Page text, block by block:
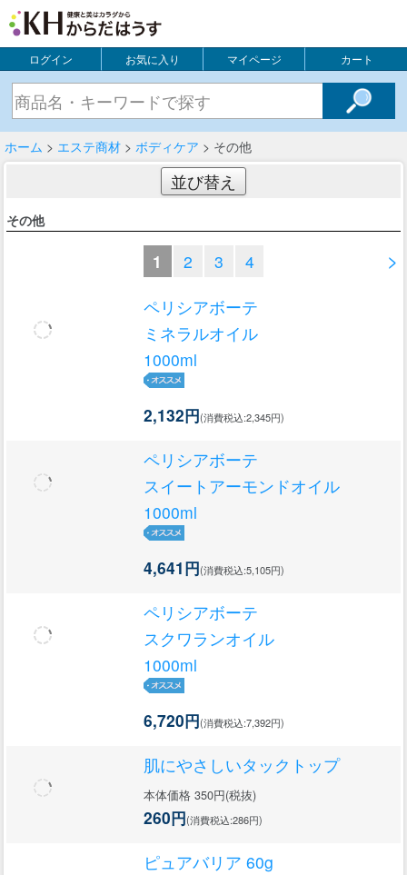
ログイン お気に入り マイページ カート
ホーム > エステ商材 > ボディケア > その他
並び替え
その他
>
1 2 3 4
ペリシアボーテ
ミネラルオイル
1000ml
2,132円(消費税込:2,345円)
ペリシアボーテ
スイートアーモンドオイル
1000ml
4,641円(消費税込:5,105円)
ペリシアボーテ
スクワランオイル
1000ml
6,720円(消費税込:7,392円)
肌にやさしいタックトップ
本体価格 350円(税抜)
260円(消費税込:286円)
ピュアバリア 60g